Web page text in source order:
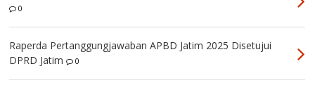
0
Raperda Pertanggungjawaban APBD Jatim 2025 Disetujui
DPRD Jatim
0